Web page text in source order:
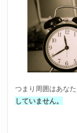
つまり周囲はあな
していません。